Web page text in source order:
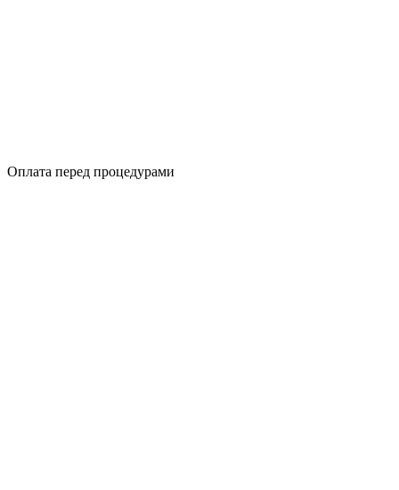
Оплата перед процедурами